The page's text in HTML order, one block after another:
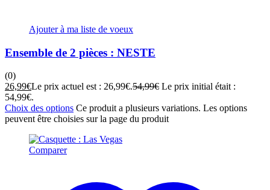
Ajouter à ma liste de voeux
Ensemble de 2 pièces : NESTE
(0)
26,99€Le prix actuel est : 26,99€.54,99€ Le prix initial était :
54,99€.
Choix des options Ce produit a plusieurs variations. Les options
peuvent être choisies sur la page du produit
Comparer